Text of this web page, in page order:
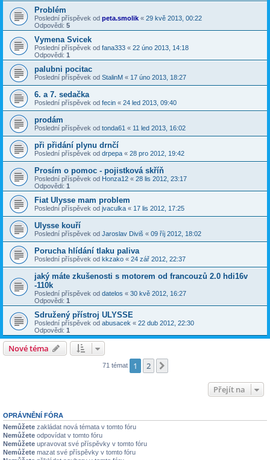
Problém
Poslední příspěvek od peta.smolik « 29 kvě 2013, 00:22
Odpovědi: 5
Vymena Svicek
Poslední příspěvek od fana333 « 22 úno 2013, 14:18
Odpovědi: 1
palubni pocitac
Poslední příspěvek od StalinM « 17 úno 2013, 18:27
6. a 7. sedačka
Poslední příspěvek od fecin « 24 led 2013, 09:40
prodám
Poslední příspěvek od tonda61 « 11 led 2013, 16:02
při přidání plynu drnčí
Poslední příspěvek od drpepa « 28 pro 2012, 19:42
Prosím o pomoc - pojistková skříň
Poslední příspěvek od Honza12 « 28 lis 2012, 23:17
Odpovědi: 1
Fiat Ulysse mam problem
Poslední příspěvek od jvaculka « 17 lis 2012, 17:25
Ulysse kouří
Poslední příspěvek od Jaroslav Diviš « 09 říj 2012, 18:02
Porucha hlídání tlaku paliva
Poslední příspěvek od kkzako « 24 zář 2012, 22:37
jaký máte zkušenosti s motorem od francouzů 2.0 hdi16v
-110k
Poslední příspěvek od datelos « 30 kvě 2012, 16:27
Odpovědi: 1
Sdružený přístroj ULYSSE
Poslední příspěvek od abusacek « 22 dub 2012, 22:30
Odpovědi: 1
Nové téma
71 témat 1 2
Přejít na
OPRÁVNĚNÍ FÓRA
Nemůžete zakládat nová témata v tomto fóru
Nemůžete odpovídat v tomto fóru
Nemůžete upravovat své příspěvky v tomto fóru
Nemůžete mazat své příspěvky v tomto fóru